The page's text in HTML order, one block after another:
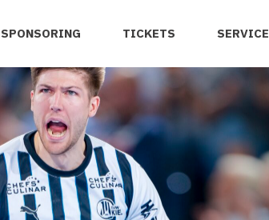
SPONSORING TICKETS SERVICE